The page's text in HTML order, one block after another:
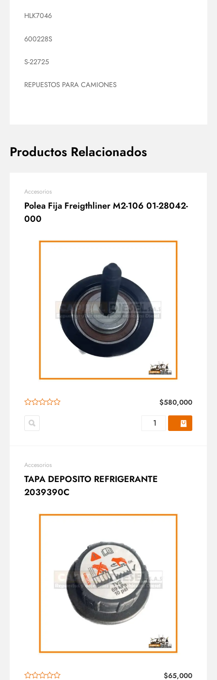
HLK7046
600228S
S-22725
REPUESTOS PARA CAMIONES
Productos Relacionados
Accesorios
Polea Fija Freigthliner M2-106 01-28042-
000
$580,000
Accesorios
TAPA DEPOSITO REFRIGERANTE
2039390C
$65,000